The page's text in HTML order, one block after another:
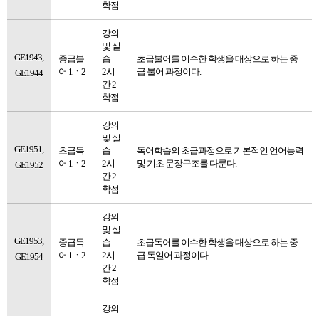
학점
GE1943,
GE1944
중급불
어 1ㆍ2
강의
및 실
습
2시
간 2
학점
초급불어를 이수한 학생을 대상으로 하는 중
급 불어 과정이다.
GE1951,
GE1952
초급독
어 1ㆍ2
강의
및 실
습
2시
간 2
학점
독어학습의 초급과정으로 기본적인 언어능력
및 기초 문장구조를 다룬다.
GE1953,
GE1954
중급독
어 1ㆍ2
강의
및 실
습
2시
간 2
학점
초급독어를 이수한 학생을 대상으로 하는 중
급 독일어 과정이다.
강의